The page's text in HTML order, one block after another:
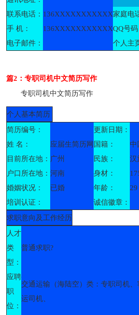
联系电话： 136XXXXXXXXXXX家庭电
手 机：
136XXXXXXXXXXXQQ号码
电子邮件：
个人主
篇2：专职司机中文简历写作
专职司机中文简历写作
个人基本简历
简历编号：
更新日期：
姓 名：
应届生简历网 国籍：
中
目前所在地： 广州 民族：
汉
户口所在地：河南 身材：
婚姻状况：
已婚 年龄：
29
培训认证：
诚信徽章：
求职意向及工作经历
人才
类
型：
普通求职?
应聘
职
位：
交通运输（海陆空）类：专职司机
运司机、